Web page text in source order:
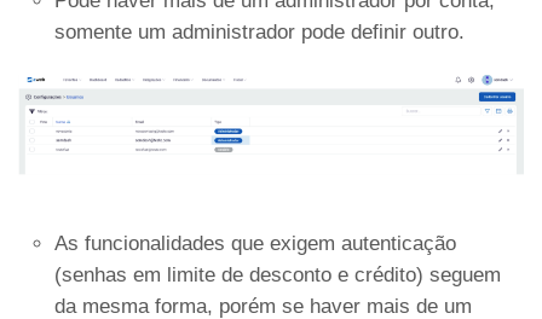
somente um administrador pode definir outro.
As funcionalidades que exigem autenticação
(senhas em limite de desconto e crédito) seguem
da mesma forma, porém se haver mais de um